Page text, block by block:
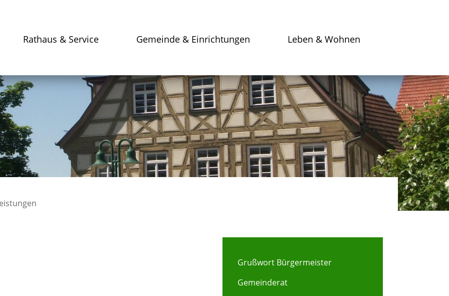
Rathaus & Service Gemeinde & Einrichtungen Leben & Wohnen
Grußwort Bürgermeister
Gemeinderat